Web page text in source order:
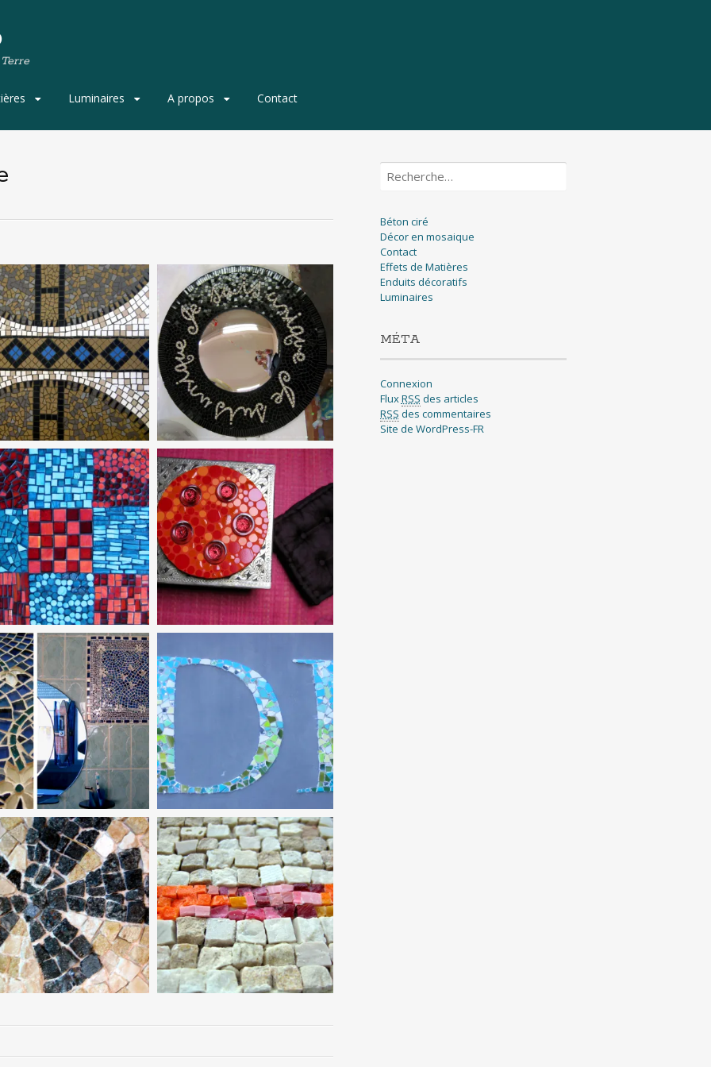
Luminaires A propos Contact
Béton ciré
Décor en mosaique
Contact
Effets de Matières
Enduits décoratifs
Luminaires
MÉTA
Connexion
FluxRSS des articles
RSS des commentaires
Site de WordPress-FR